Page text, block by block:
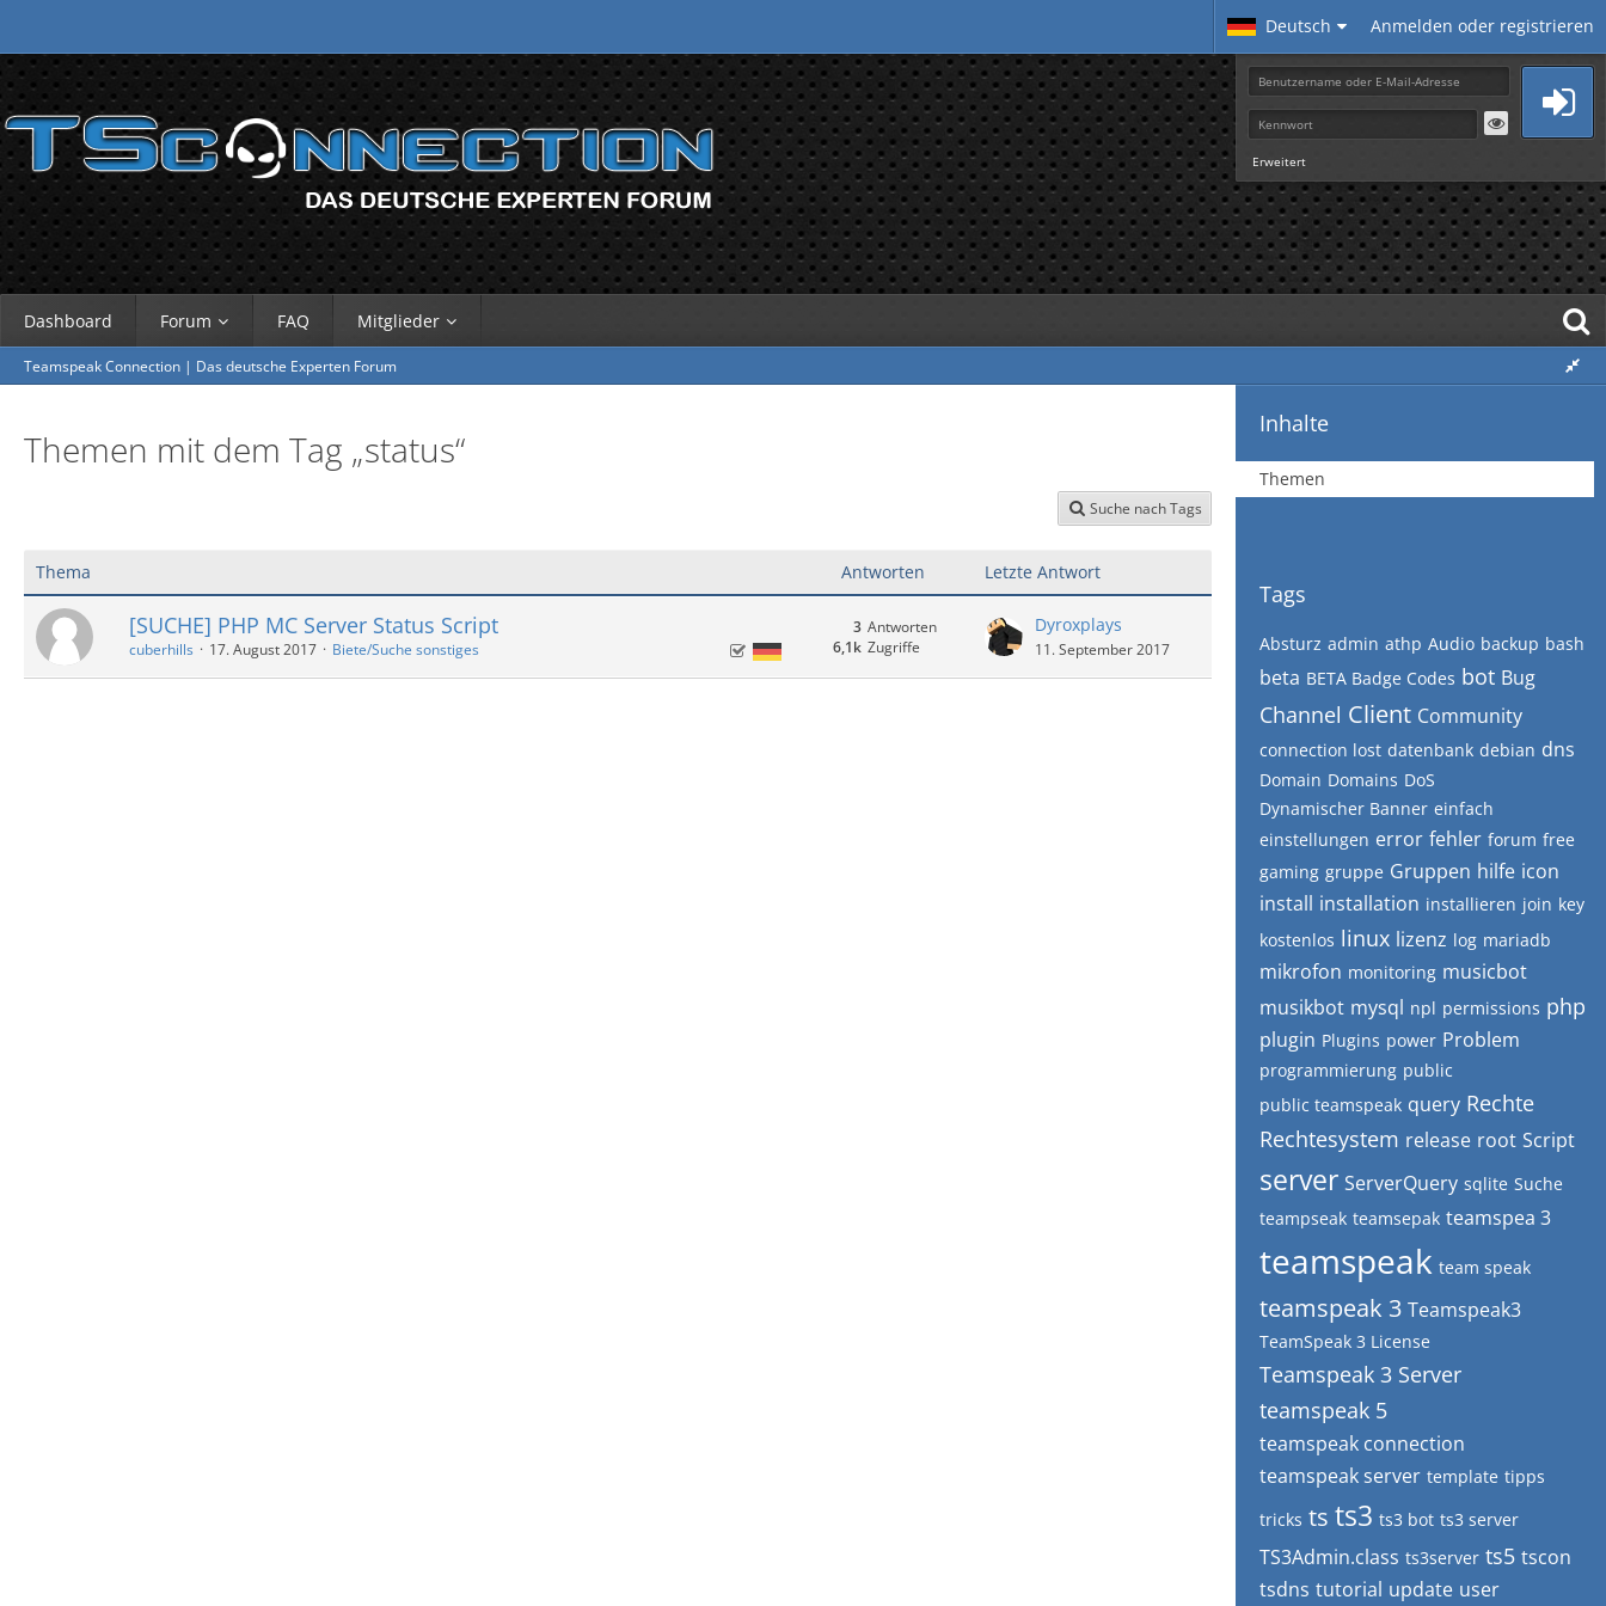
Deutsch Anmelden oder registrieren
Erweitert
Dashboard Forum FAQ Mitglieder
Teamspeak Connection | Das deutsche Experten Forum
Themen mit dem Tag „status“
Suche nach Tags
Thema Antworten Letzte Antwort
[SUCHE] PHP MC Server Status Script
cuberhills 17. August 2017 Biete/Suche sonstiges
Antworten
3
Zugriffe
6,1k
Dyroxplays
11. September 2017
Inhalte
Themen
Tags
Absturz admin athp Audio backup bash
beta BETA Badge Codes bot Bug
Channel Client Community
connection lost datenbank debian dns
Domain Domains DoS
Dynamischer Banner einfach
einstellungen error fehler forum free
gaming gruppe Gruppen hilfe icon
install installation installieren join key
kostenlos linux lizenz log mariadb
mikrofon monitoring musicbot
musikbot mysql npl permissions php
plugin Plugins power Problem
programmierung public
public teamspeak query Rechte
Rechtesystem release root Script
server ServerQuery sqlite Suche
teampseak teamsepak teamspea 3
teamspeak team speak
teamspeak 3 Teamspeak3
TeamSpeak 3 License
Teamspeak 3 Server
teamspeak 5
teamspeak connection
teamspeak server template tipps
tricks ts ts3 ts3 bot ts3 server
TS3Admin.class ts3server ts5 tscon
tsdns tutorial update user